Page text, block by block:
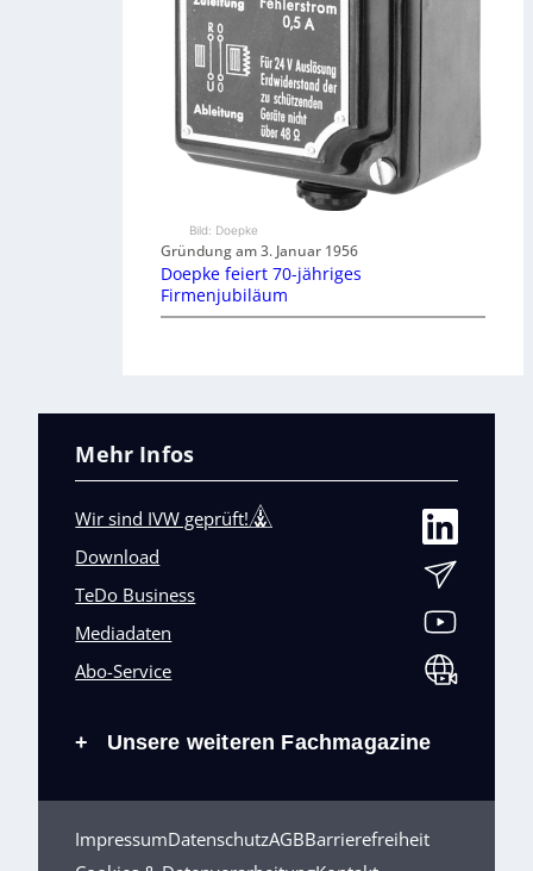
Bild: Doepke
Gründung am 3. Januar 1956
Doepke feiert 70-jähriges
Firmenjubiläum
Mehr Infos
Wir sind IVW geprüft!
Download
TeDo Business
Mediadaten
Abo-Service
+ Unsere weiteren Fachmagazine
ImpressumDatenschutzAGBBarrierefreiheit